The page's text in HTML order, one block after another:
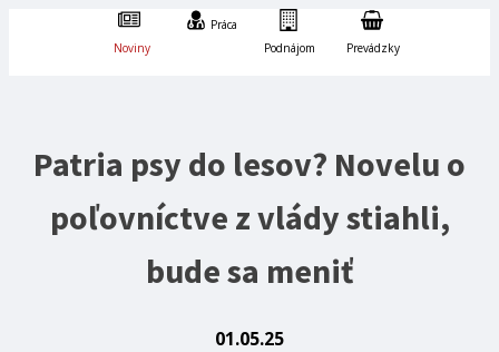
Noviny
Práca
Podnájom
Prevádzky
Patria psy do lesov? Novelu o
poľovníctve z vlády stiahli,
bude sa meniť
01.05.25